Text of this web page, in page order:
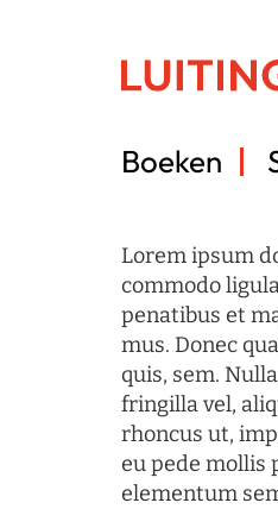
Boeken
Lorem ipsum
commodo
penatibus et
mus. Donec
quis, sem.
fringilla vel,
rhoncus ut,
eu pede mollis
elementum